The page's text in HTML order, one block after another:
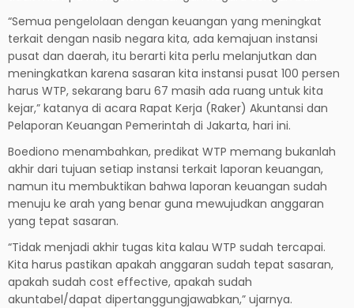
“Semua pengelolaan dengan keuangan yang meningkat
terkait dengan nasib negara kita, ada kemajuan instansi
pusat dan daerah, itu berarti kita perlu melanjutkan dan
meningkatkan karena sasaran kita instansi pusat 100 persen
harus WTP, sekarang baru 67 masih ada ruang untuk kita
kejar,” katanya di acara Rapat Kerja (Raker) Akuntansi dan
Pelaporan Keuangan Pemerintah di Jakarta, hari ini.
Boediono menambahkan, predikat WTP memang bukanlah
akhir dari tujuan setiap instansi terkait laporan keuangan,
namun itu membuktikan bahwa laporan keuangan sudah
menuju ke arah yang benar guna mewujudkan anggaran
yang tepat sasaran.
“Tidak menjadi akhir tugas kita kalau WTP sudah tercapai.
Kita harus pastikan apakah anggaran sudah tepat sasaran,
apakah sudah cost effective, apakah sudah
akuntabel/dapat dipertanggungjawabkan,” ujarnya.